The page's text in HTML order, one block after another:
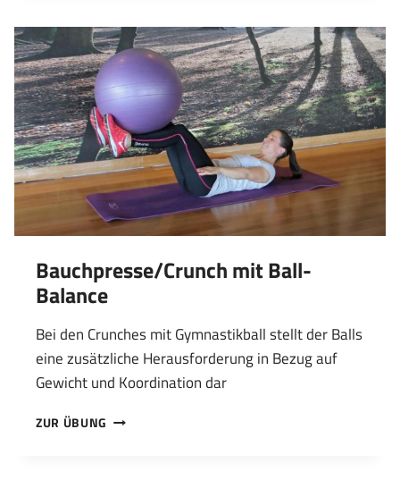
BALL
Bauchpresse/Crunch mit Ball-
Balance
Bei den Crunches mit Gymnastikball stellt der Balls
eine zusätzliche Herausforderung in Bezug auf
Gewicht und Koordination dar
ZUR ÜBUNG BAUCHPRESSE/CRUNCH